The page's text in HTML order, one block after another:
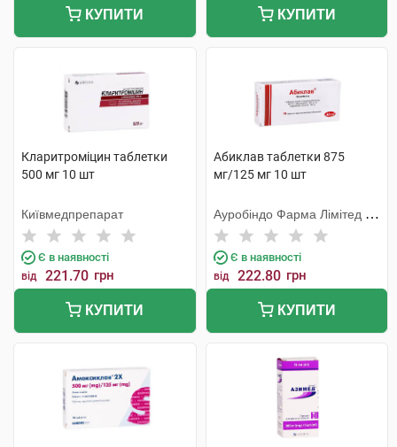
КУПИТИ КУПИТИ
Кларитроміцин таблетки
500 мг 10 шт
Київмедпрепарат
Є в наявності
від 221.70 грн
КУПИТИ
Абиклав таблетки 875
мг/125 мг 10 шт
Ауробіндо Фарма Лімітед -
Юніт ІV
Є в наявності
від 222.80 грн
КУПИТИ